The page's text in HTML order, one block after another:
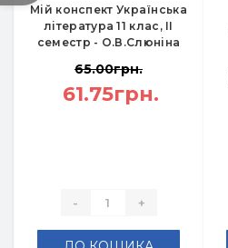
Мій конспект Українська
література 11 клас, ІІ
семестр - О.В.Слюніна
65.00грн.
61.75грн.
- +